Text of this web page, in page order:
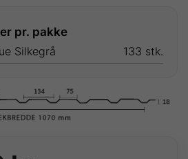
pr. pakke
Silkegrå
133 stk.